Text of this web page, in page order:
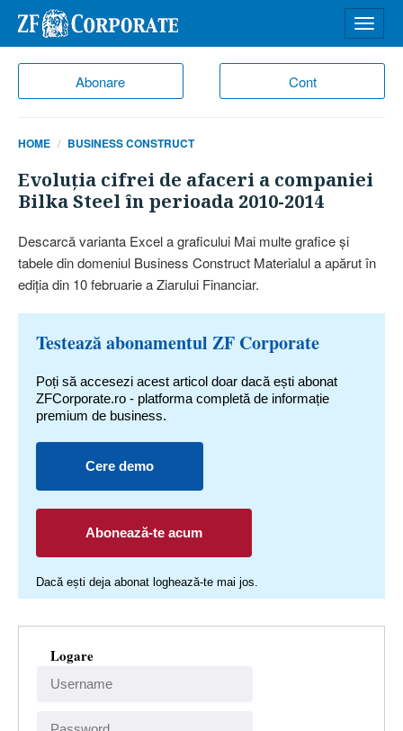
Abonare Cont
meniu
HOME BUSINESS CONSTRUCT
Evoluţia cifrei de afaceri a companiei
Bilka Steel în perioada 2010-2014
Descarcă varianta Excel a graficului Mai multe grafice şi
tabele din domeniul Business Construct Materialul a apărut în
ediţia din 10 februarie a Ziarului Financiar.
Testează abonamentul ZF Corporate
Poți să accesezi acest articol doar dacă ești abonat
ZFCorporate.ro - platforma completă de informație
premium de business.
Cere demo
Abonează-te acum
Dacă ești deja abonat loghează-te mai jos.
Logare